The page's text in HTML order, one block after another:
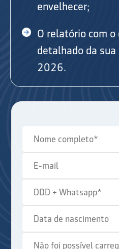
envelhecer;
O relatório com o
detalhado da sua
2026.